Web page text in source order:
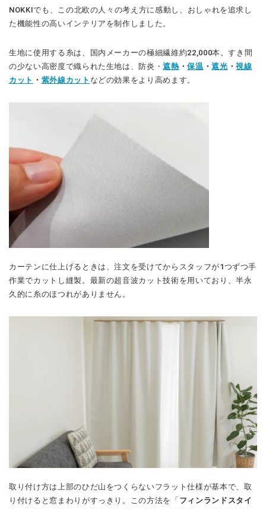
NOKKIでも、この北欧の人々の考え方に感動し、おしゃれを追求し
た機能性の高いインテリアを制作しました。
生地に使用する糸は、国内メーカーの極細繊維約22,000本。すき間
の少ない高密度で織られた生地は、防炎・遮熱 ・保温 ・遮光 ・視線
カット ・ 紫外線カット などの効果をより高めます。
カーテンに仕上げるときは、注文を受けてからスタッフが1つずつ手
作業でカットし縫製。最新の超音波カット技術を用いており、半永
久的に糸のほつれがありません。
取り付け方は上部のひだ山をつくらないフラット仕様が基本で、取
り付けると窓まわりがすっきり。この方法を「 フィンランドスタイ